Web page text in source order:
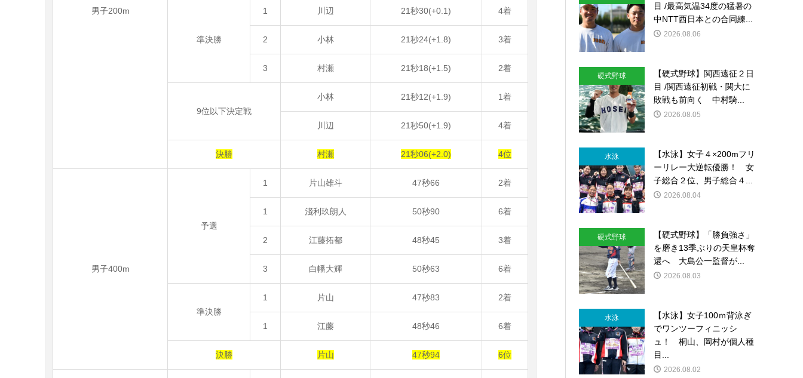
男子200m
準決勝
1 川辺 21秒30(+0.1) 4着
2 小林 21秒24(+1.8) 3着
3 村瀬 21秒18(+1.5) 2着
9位以下決定戦
小林 21秒12(+1.9) 1着
川辺 21秒50(+1.9) 4着
決勝 村瀬 21秒06(+2.0) 4位
男子400m
予選
1 片山雄斗 47秒66 2着
1 淺利玖朗人 50秒90 6着
2 江藤拓都 48秒45 3着
3 白幡大輝 50秒63 6着
準決勝
1 片山 47秒83 2着
1 江藤 48秒46 6着
決勝 片山 47秒94 6位
目 /最高気温34度の猛暑の
中NTT西日本との合同練...
2026.08.06
硬式野球
【硬式野球】関西遠征２日
目 /関西遠征初戦・関大に
敗戦も前向く 中村騎...
2026.08.05
水泳
【水泳】女子４×200mフリ
ーリレー大逆転優勝！ 女
子総合２位、男子総合４...
2026.08.04
硬式野球
【硬式野球】「勝負強さ」
を磨き13季ぶりの天皇杯奪
還へ 大島公一監督が...
2026.08.03
水泳
【水泳】女子100ｍ背泳ぎ
でワンツーフィニッシ
ュ！ 桐山、岡村が個人種
目...
2026.08.02